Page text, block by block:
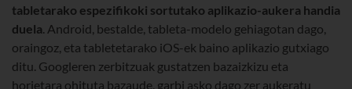
tabletarako espezifikoki sortutako aplikazio-aukera handia
duela. Android, bestalde, tableta-modelo gehiagotan dago,
oraingoz, eta tabletetarako iOS-ek baino aplikazio gutxiago
ditu. Googleren zerbitzuak gustatzen bazaizkizu eta
horietara ohituta bazaude, garbi asko dago zer aukeratu